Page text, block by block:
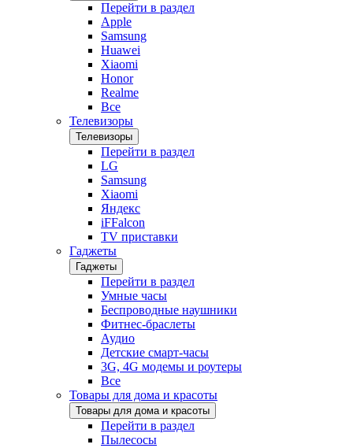
Перейти в раздел
Apple
Samsung
Huawei
Xiaomi
Honor
Realme
Все
Телевизоры
Телевизоры
Перейти в раздел
LG
Samsung
Xiaomi
Яндекс
iFFalcon
TV приставки
Гаджеты
Гаджеты
Перейти в раздел
Умные часы
Беспроводные наушники
Фитнес-браслеты
Аудио
Детские смарт-часы
3G, 4G модемы и роутеры
Все
Товары для дома и красоты
Товары для дома и красоты
Перейти в раздел
Пылесосы